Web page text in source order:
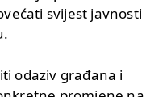
svijest javnosti
odaziv građana i